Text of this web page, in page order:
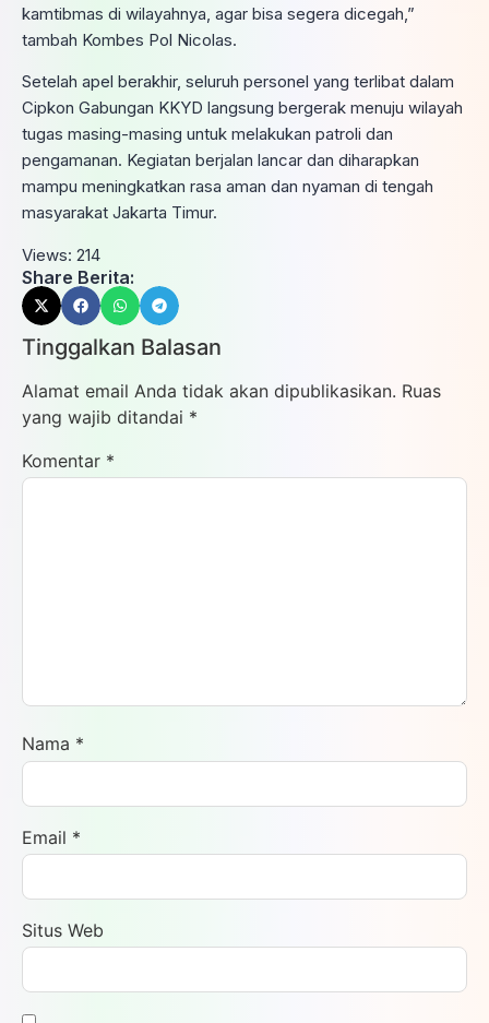
kamtibmas di wilayahnya, agar bisa segera dicegah,”
tambah Kombes Pol Nicolas.
Setelah apel berakhir, seluruh personel yang terlibat dalam
Cipkon Gabungan KKYD langsung bergerak menuju wilayah
tugas masing-masing untuk melakukan patroli dan
pengamanan. Kegiatan berjalan lancar dan diharapkan
mampu meningkatkan rasa aman dan nyaman di tengah
masyarakat Jakarta Timur.
Views: 214
Share Berita:
Tinggalkan Balasan
Alamat email Anda tidak akan dipublikasikan. Ruas
yang wajib ditandai *
Komentar *
Nama *
Email *
Situs Web